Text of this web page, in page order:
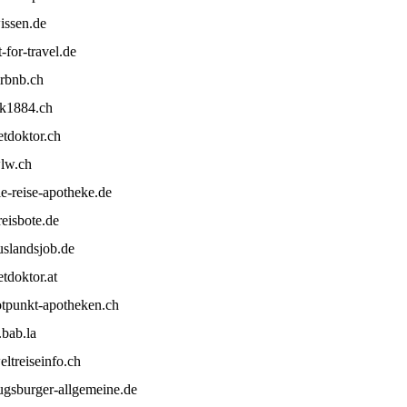
for-travel.de
reise-apotheke.de
apotheken.ch
allgemeine.de